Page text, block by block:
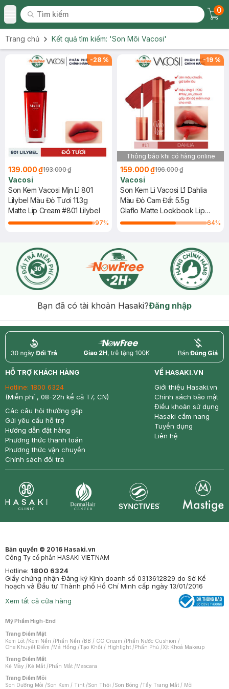
Toggle Menu
Tìm kiếm
Tìm kiếm
0
Trang chủ Kết quả tìm kiếm: 'Son Môi Vacosi'
-28 %
139.000 ₫193.000 ₫
Vacosi
Son Kem Vacosi Mịn Lì 801
Lilybel Màu Đỏ Tươi 11.3g
Matte Lip Cream #801 Lilybel
97%
-19 %
Thông báo khi có hàng online
159.000 ₫196.000 ₫
Vacosi
Son Kem Lì Vacosi L1 Dahlia
Màu Đỏ Cam Đất 5.5g
Glaflo Matte Lookbook Lip
Cream - L1 Dahlia
64%
Bạn đã có tài khoản Hasaki?Đăng nhập
return nowfree price
HỖ TRỢ KHÁCH HÀNG
Hotline: 1800 6324
(Miễn phí , 08-22h kể cả T7, CN)
Các câu hỏi thường gặp
Gửi yêu cầu hỗ trợ
Hướng dẫn đặt hàng
Phương thức thanh toán
Phương thức vận chuyển
Chính sách đổi trả
VỀ HASAKI.VN
Giới thiệu Hasaki.vn
Chính sách bảo mật
Điều khoản sử dụng
Hasaki cẩm nang
Tuyển dụng
Liên hệ
Bản quyền © 2016 Hasaki.vn
Công Ty cổ phần HASAKI VIETNAM
Hotline: 1800 6324
Giấy chứng nhận Đăng ký Kinh doanh số 0313612829 do Sở Kế
hoạch và Đầu tư Thành phố Hồ Chí Minh cấp ngày 13/01/2016
Xem tất cả cửa hàng
Mỹ Phẩm High-End
Trang Điểm Mặt
Kem Lót /Kem Nền /Phấn Nền /BB / CC Cream /Phấn Nước Cushion /
Che Khuyết Điểm /Má Hồng /Tạo Khối / Highlight /Phấn Phủ /Xịt Khoá Makeup
Trang Điểm Mắt
Kẻ Mày /Kẻ Mắt /Phấn Mắt /Mascara
Trang Điểm Môi
Son Dưỡng Môi /Son Kem / Tint /Son Thỏi /Son Bóng /Tẩy Trang Mắt / Môi